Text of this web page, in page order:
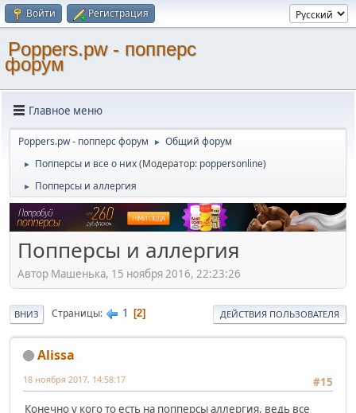
Войти Регистрация
Poppers.pw - попперс
форум
Главное меню
Poppers.pw - попперс форум ► Общий форум
► Попперсы и все о них(Модератор: poppersonline)
► Попперсы и аллергия
Попперсы и аллергия
Автор Машенька, 15 ноября 2016, 22:23:26
ВНИЗ Страницы 1 2 ДЕЙСТВИЯ ПОЛЬЗОВАТЕЛЯ
Alissa
#15
18 ноября 2017, 14:58:17
Конечно у кого то есть на попперсы аллергия, ведь все